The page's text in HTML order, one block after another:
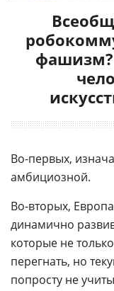
Во-первых,
амбициозной.
Во-вторых,
динамично
которые не
перегнать, но
попросту не